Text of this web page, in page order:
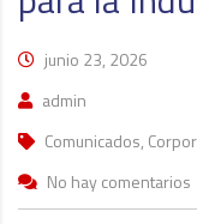
junio 23, 2026
admin
Comunicados,
No hay comentarios